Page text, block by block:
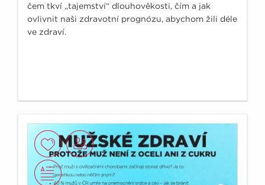
čem tkví „tajemství“ dlouhověkosti, čím a jak
ovlivnit naši zdravotní prognózu, abychom žili déle
ve zdraví.